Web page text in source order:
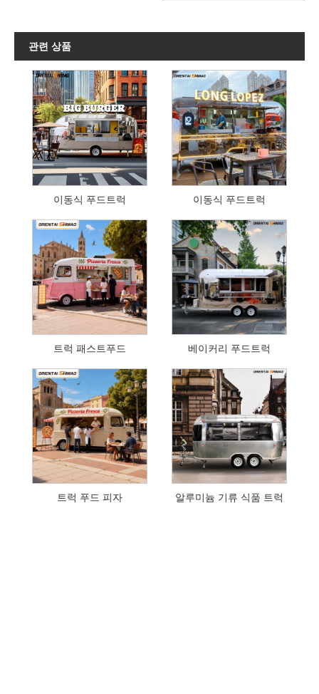
관련 상품
이동식 푸드트럭 이동식 푸드트럭
트럭 패스트푸드 베이커리 푸드트럭
트럭 푸드 피자 알루미늄 기류 식품 트럭